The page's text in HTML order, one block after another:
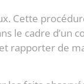
Cette
le cadre d’un
rapporter de